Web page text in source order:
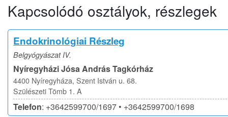
Kapcsolódó osztályok, részlegek
Endokrinológiai Részleg
Belgyógyászat IV.
Nyíregyházi Jósa András Tagkórház
4400 Nyíregyháza, Szent István u. 68.
Szülészeti Tömb 1. A
Telefon: +3642599700/1697 • +3642599700/1698